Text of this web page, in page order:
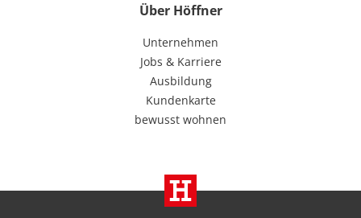
Über Höffner
Unternehmen
Jobs & Karriere
Ausbildung
Kundenkarte
bewusst wohnen